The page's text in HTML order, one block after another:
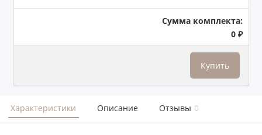
Сумма комплекта:
0 ₽
Купить
Характеристики Описание Отзывы 0